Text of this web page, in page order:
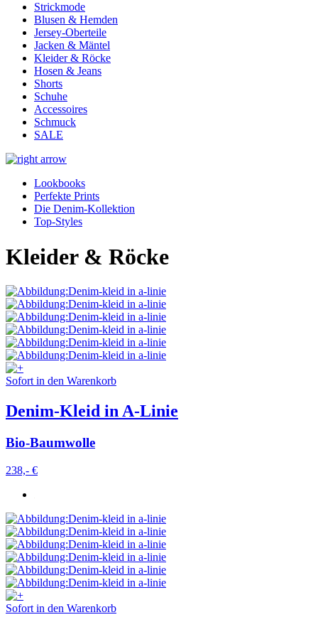
Strickmode
Blusen & Hemden
Jersey-Oberteile
Jacken & Mäntel
Kleider & Röcke
Hosen & Jeans
Shorts
Schuhe
Accessoires
Schmuck
SALE
Lookbooks
Perfekte Prints
Die Denim-Kollektion
Top-Styles
Kleider & Röcke
Sofort in den Warenkorb
Denim-Kleid in A-Linie
Bio-Baumwolle
238,- €
Sofort in den Warenkorb